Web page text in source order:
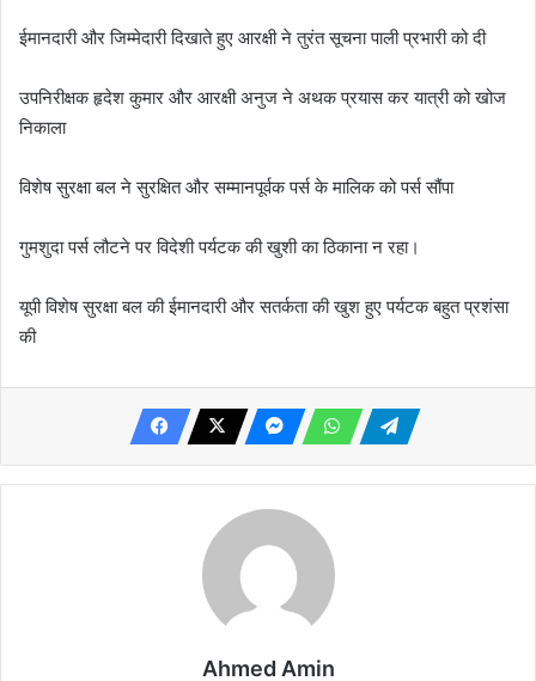
ईमानदारी और जिम्मेदारी दिखाते हुए आरक्षी ने तुरंत सूचना पाली प्रभारी को दी
उपनिरीक्षक हृदेश कुमार और आरक्षी अनुज ने अथक प्रयास कर यात्री को खोज
निकाला
विशेष सुरक्षा बल ने सुरक्षित और सम्मानपूर्वक पर्स के मालिक को पर्स सौंपा
गुमशुदा पर्स लौटने पर विदेशी पर्यटक की खुशी का ठिकाना न रहा।
यूपी विशेष सुरक्षा बल की ईमानदारी और सतर्कता की खुश हुए पर्यटक बहुत प्रशंसा
की
Ahmed Amin